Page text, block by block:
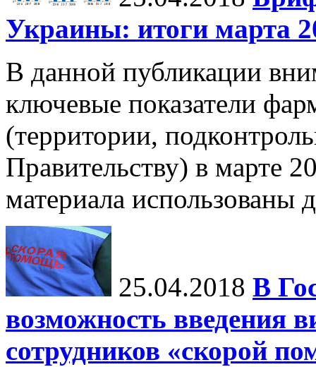
Украины: итоги марта
В данной публикации
ключевые показатели
(территории,
Правительству) в марте
материала использованы
25.04.2018 В
возможность введения
сотрудников «скорой